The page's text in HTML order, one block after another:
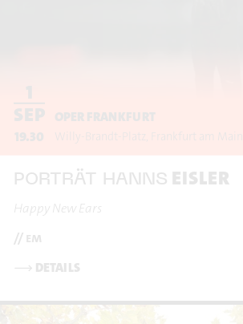
1
SEP
19.30
OPER FRANKFURT
Willy-Brandt-Platz Frankfurt am Main
PORTRÄT HANNS EISLER
Happy New Ears
// em
⟶ DETAILS